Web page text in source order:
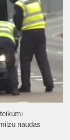
naudas